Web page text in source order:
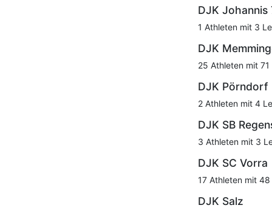
DJK Johannis
1 Athleten mit 3
DJK
25 Athleten mit
DJK Pörndorf
2 Athleten mit 4
DJK SB
3 Athleten mit 3
DJK SC Vorra
17 Athleten mit
DJK Salz